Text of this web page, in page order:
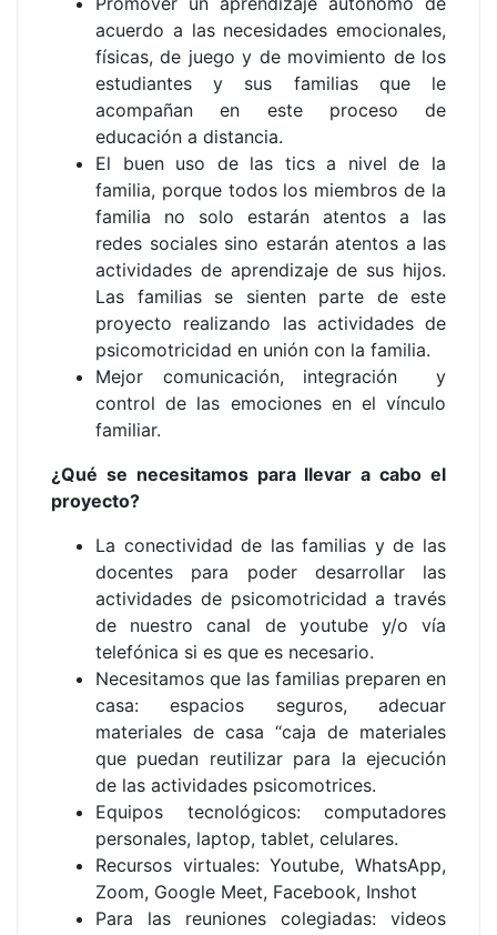
acuerdo a las necesidades emocionales,
físicas, de juego y de movimiento de los
estudiantes y sus familias que le
acompañan en este proceso de
educación a distancia.
El buen uso de las tics a nivel de la
familia, porque todos los miembros de la
familia no solo estarán atentos a las
redes sociales sino estarán atentos a las
actividades de aprendizaje de sus hijos.
Las familias se sienten parte de este
proyecto realizando las actividades de
psicomotricidad en unión con la familia.
Mejor comunicación, integración y
control de las emociones en el vínculo
familiar.
¿Qué se necesitamos para llevar a cabo el
proyecto?
La conectividad de las familias y de las
docentes para poder desarrollar las
actividades de psicomotricidad a través
de nuestro canal de youtube y/o vía
telefónica si es que es necesario.
Necesitamos que las familias preparen en
casa: espacios seguros, adecuar
materiales de casa “caja de materiales
que puedan reutilizar para la ejecución
de las actividades psicomotrices.
Equipos tecnológicos: computadores
personales, laptop, tablet, celulares.
Recursos virtuales: Youtube, WhatsApp,
Zoom, Google Meet, Facebook, Inshot
Para las reuniones colegiadas: videos